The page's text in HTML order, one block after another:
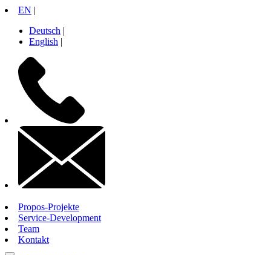
Zum
springen
EN |
Deutsch |
English |
+49
30
26
10
contactinfo
Propos-Projekte
Service-Development
Team
Kontakt